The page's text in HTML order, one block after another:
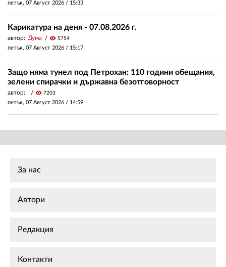
петък, 07 Август 2026 / 15:33
Карикатура на деня - 07.08.2026 г.
автор: Дума visibility 5754
петък, 07 Август 2026 / 15:17
Защо няма тунел под Петрохан: 110 години обещания,
зелени спирачки и държавна безотговорност
автор: visibility 7203
петък, 07 Август 2026 / 14:59
За нас
Автори
Редакция
Контакти